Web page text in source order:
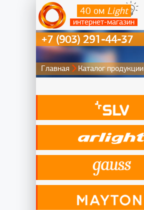
40 ом Light
интернет-магазин
+7 (903) 291-44-37
Главная Каталог продукции